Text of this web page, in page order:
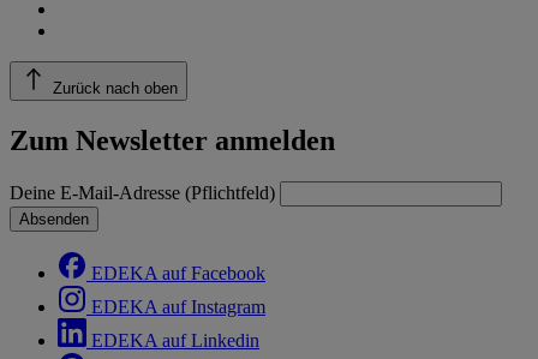
Zurück nach oben
Zum Newsletter anmelden
Deine E-Mail-Adresse (Pflichtfeld)
Absenden
EDEKA auf Facebook
EDEKA auf Instagram
EDEKA auf Linkedin